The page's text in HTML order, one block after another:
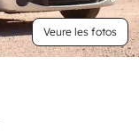
Veure les fotos